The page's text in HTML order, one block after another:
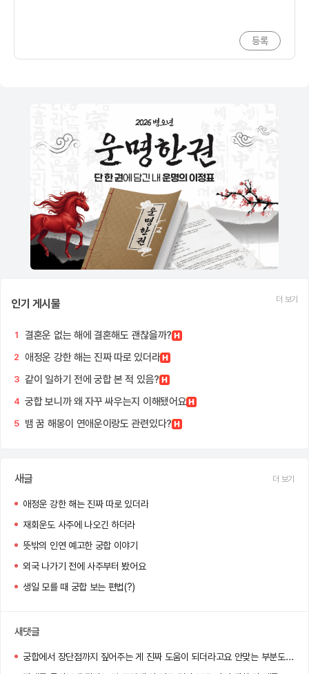
인기 게시물 더 보기
1 결혼운 없는 해에 결혼해도 괜찮을까?
2 애정운 강한 해는 진짜 따로 있더라
3 같이 일하기 전에 궁합 본 적 있음?
4 궁합 보니까 왜 자꾸 싸우는지 이해됐어요
5 뱀 꿈 해몽이 연애운이랑도 관련있다?
새글 더 보기
애정운 강한 해는 진짜 따로 있더라
재회운도 사주에 나오긴 하더라
뜻밖의 인연 예고한 궁합 이야기
외국 나가기 전에 사주부터 봤어요
생일 모를 때 궁합 보는 편법(?)
새댓글
궁합에서 장단점까지 짚어주는 게 진짜 도움이 되더라고요 안맞는 부분도 이해하게 돼요